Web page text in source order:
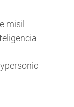
misil